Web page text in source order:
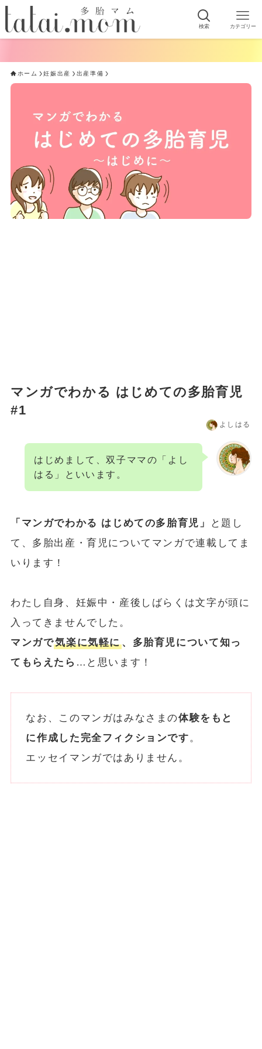
検索 カテゴリー
ホーム 妊娠出産 出産準備
マンガでわかる はじめての多胎育児
#1
よしはる
はじめまして、双子ママの「よし
はる」といいます。
「マンガでわかる はじめての多胎育児」
と題し
て、多胎出産・育児についてマンガで連載してま
いります！
わたし自身、妊娠中・産後しばらくは文字が頭に
入ってきませんでした。
マンガで気楽に気軽に、多胎育児について知っ
てもらえたら …と思います！
なお、このマンガはみなさまの体験をもと
に作成した完全フィクションです 。
エッセイマンガではありません。